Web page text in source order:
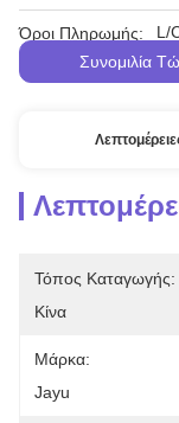
Όροι Πληρωμής:
L/
Συνομιλία
Τόπος Καταγωγής:
Κίνα
Μάρκα:
Jayu